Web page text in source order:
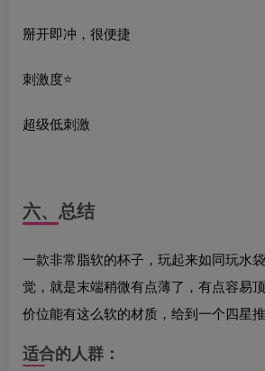
掰开即冲，很便捷
刺激度⭐️
超级低刺激
六、总结
一款非常脂软的杯子，玩起来如同玩水
觉，就是末端稍微有点薄了，有点容易
价位能有这么软的材质，给到一个四星
适合的人群：